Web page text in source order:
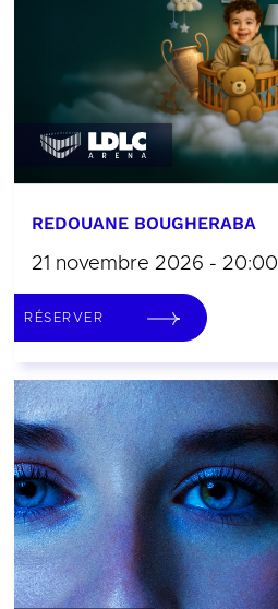
REDOUANE BOUGHERABA
21 novembre 2026 - 20:00
RÉSERVER